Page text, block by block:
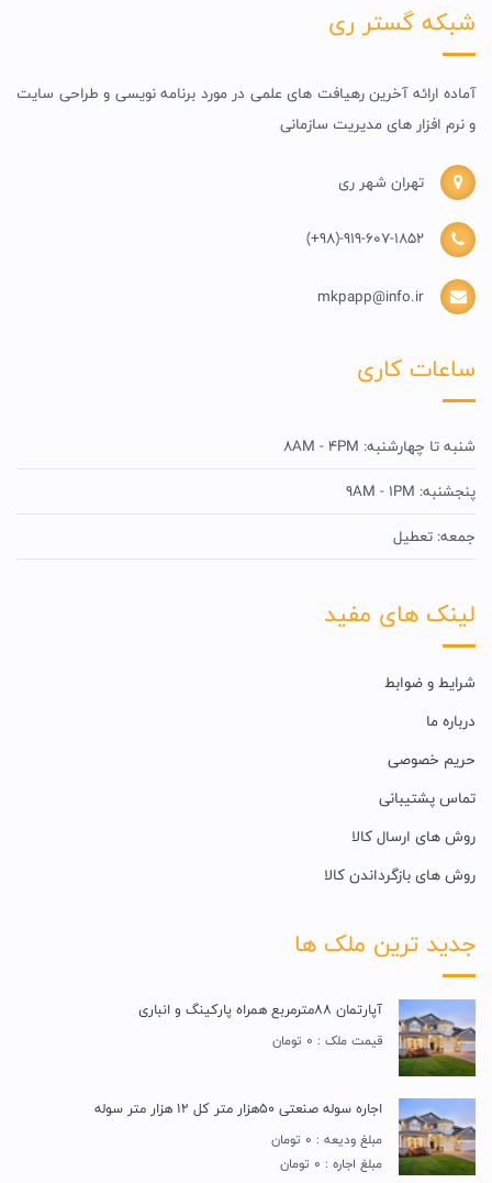
شبکه گستر ری
آماده ارائه آخرین رهیافت های علمی در مورد برنامه نویسی و طراحی سایت
و نرم افزار های مدیریت سازمانی
تهران شهر ری
(+98)-919-607-1852
mkpapp@info.ir
ساعات کاری
شنبه تا چهارشنبه: 8AM - 4PM
پنجشنبه: 9AM - 1PM
جمعه: تعطیل
لینک های مفید
شرایط و ضوابط
درباره ما
حریم خصوصی
تماس پشتیبانی
روش های ارسال کالا
روش های بازگرداندن کالا
جدید ترین ملک ها
آپارتمان 88مترمربع همراه پارکینگ و انباری
قیمت ملک : 0 تومان
اجاره سوله صنعتی 50هزار متر کل 12 هزار متر سوله
مبلغ ودیعه : 0 تومان
مبلغ اجاره : 0 تومان